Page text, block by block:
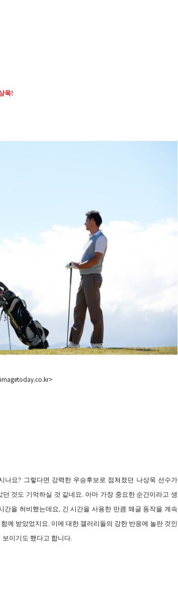
욱!
나요? 그렇다면 강력한 우승후보로 점쳐졌던 나상욱 선수가
것도 기억하실 것 같네요. 아마 가장 중요한 순간이라고 생
간을 허비했는데요, 긴 시간을 사용한 만큼 왜글 동작을 계속
께 받았었지요. 이에 대한 갤러리들의 강한 반응에 놀란 것인
이기도 했다고 합니다.